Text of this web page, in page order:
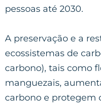
pessoas até 2030.
A preservação e a
ecossistemas de
carbono), tais como
manguezais,
carbono e protegem